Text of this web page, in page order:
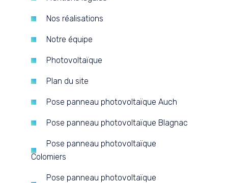
Nos réalisations
Notre équipe
Photovoltaïque
Plan du site
Pose panneau photovoltaïque Auch
Pose panneau photovoltaïque Blagnac
Pose panneau photovoltaïque
Colomiers
Pose panneau photovoltaïque